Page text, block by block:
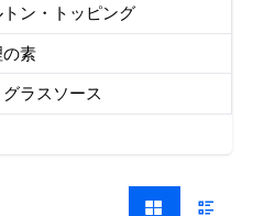
ン・トッピング
素
ラスソース